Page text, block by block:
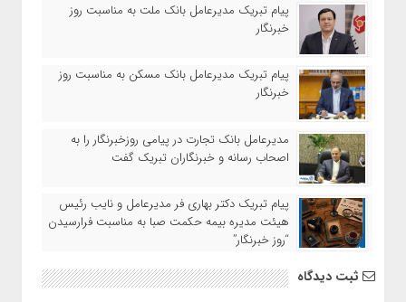
پیام تبریک مدیرعامل بانک ملت به مناسبت روز
خبرنگار
پیام تبریک مدیرعامل بانک مسکن به مناسبت روز
خبرنگار
مدیرعامل بانک تجارت در پیامی روزخبرنگار را به
اصحاب رسانه و خبرنگاران تبریک گفت
پیام تبریک دکتر بهاری فر مدیرعامل و نایب رئیس
هیئت مدیره بیمه حکمت صبا به مناسبت فرارسیدن
“روز خبرنگار”
ثبت دیدگاه